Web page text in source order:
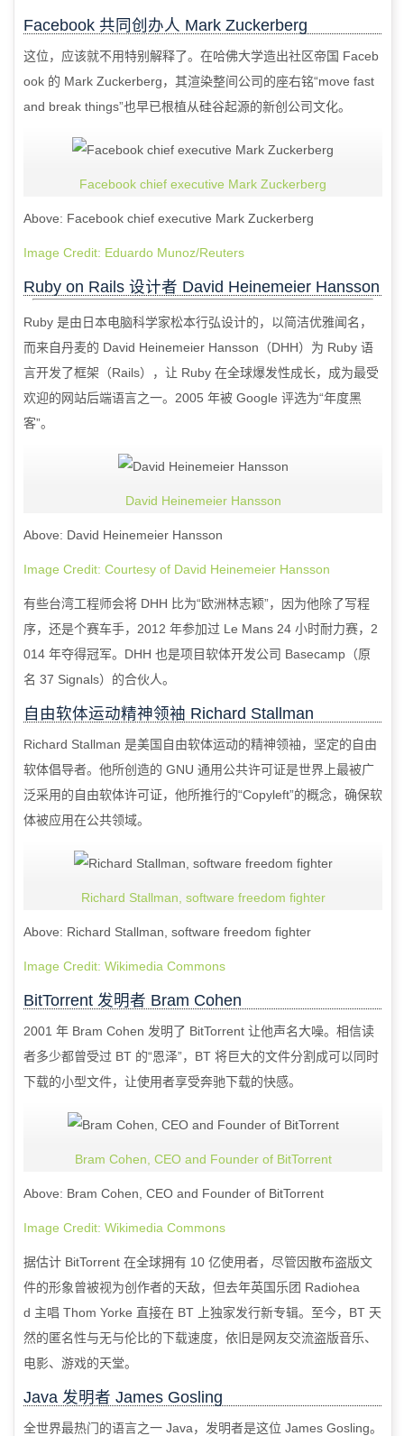
Facebook 共同创办人 Mark Zuckerberg
这位，应该就不用特别解释了。在哈佛大学造出社区帝国 Faceb
ook 的 Mark Zuckerberg，其渲染整间公司的座右铭“move fast
and break things”也早已根植从硅谷起源的新创公司文化。
Facebook chief executive Mark Zuckerberg
Above: Facebook chief executive Mark Zuckerberg
Image Credit: Eduardo Munoz/Reuters
Ruby on Rails 设计者 David Heinemeier Hansson
Ruby 是由日本电脑科学家松本行弘设计的，以简洁优雅闻名，
而来自丹麦的 David Heinemeier Hansson （DHH）为 Ruby 语
言开发了框架（Rails），让 Ruby 在全球爆发性成长，成为最受
欢迎的网站后端语言之一。 2005 年被 Google 评选为“年度黑
客”。
David Heinemeier Hansson
Above: David Heinemeier Hansson
Image Credit: Courtesy of David Heinemeier Hansson
有些台湾工程师会将 DHH 比为“欧洲林志颖”，因为他除了写程
序，还是个赛车手， 2012 年参加过 Le Mans 24 小时耐力赛， 2
014 年夺得冠军。 DHH 也是项目软体开发公司 Basecamp （原
名 37 Signals）的合伙人。
自由软体运动精神领袖 Richard Stallman
Richard Stallman 是美国自由软体运动的精神领袖，坚定的自由
软体倡导者。他所创造的 GNU 通用公共许可证是世界上最被广
泛采用的自由软体许可证，他所推行的“Copyleft”的概念，确保软
体被应用在公共领域。
Richard Stallman, software freedom fighter
Above: Richard Stallman, software freedom fighter
Image Credit: Wikimedia Commons
BitTorrent 发明者 Bram Cohen
2001 年 Bram Cohen 发明了 BitTorrent 让他声名大噪。相信读
者多少都曾受过 BT 的“恩泽”， BT 将巨大的文件分割成可以同时
下载的小型文件，让使用者享受奔驰下载的快感。
Bram Cohen, CEO and Founder of BitTorrent
Above: Bram Cohen, CEO and Founder of BitTorrent
Image Credit: Wikimedia Commons
据估计 BitTorrent 在全球拥有 10 亿使用者，尽管因散布盗版文
件的形象曾被视为创作者的天敌，但去年英国乐团 Radiohea
d 主唱 Thom Yorke 直接在 BT 上独家发行新专辑。至今， BT 天
然的匿名性与无与伦比的下载速度，依旧是网友交流盗版音乐、
电影、游戏的天堂。
Java 发明者 James Gosling
全世界最热门的语言之一 Java，发明者是这位 James Gosling。